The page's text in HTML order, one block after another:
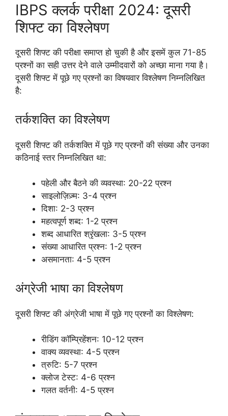
IBPS क्लर्क परीक्षा 2024: दूसरी
शिफ्ट का विश्लेषण
दूसरी शिफ्ट की परीक्षा समाप्त हो चुकी है और इसमें कुल 71-85
प्रश्नों का सही उत्तर देने वाले उम्मीदवारों को अच्छा माना गया है।
दूसरी शिफ्ट में पूछे गए प्रश्नों का विषयवार विश्लेषण निम्नलिखित
है:
तर्कशक्ति का विश्लेषण
दूसरी शिफ्ट की तर्कशक्ति में पूछे गए प्रश्नों की संख्या और उनका
कठिनाई स्तर निम्नलिखित था:
पहेली और बैठने की व्यवस्था: 20-22 प्रश्न
साइलोज़िज़्म: 3-4 प्रश्न
दिशा: 2-3 प्रश्न
महत्वपूर्ण शब्द: 1-2 प्रश्न
शब्द आधारित श्रृंखला: 3-5 प्रश्न
संख्या आधारित प्रश्न: 1-2 प्रश्न
असमानता: 4-5 प्रश्न
अंग्रेजी भाषा का विश्लेषण
दूसरी शिफ्ट की अंग्रेजी भाषा में पूछे गए प्रश्नों का विश्लेषण:
रीडिंग कॉम्प्रिहेंशन: 10-12 प्रश्न
वाक्य व्यवस्था: 4-5 प्रश्न
त्रुटि: 5-7 प्रश्न
क्लोज टेस्ट: 4-6 प्रश्न
गलत वर्तनी: 4-5 प्रश्न